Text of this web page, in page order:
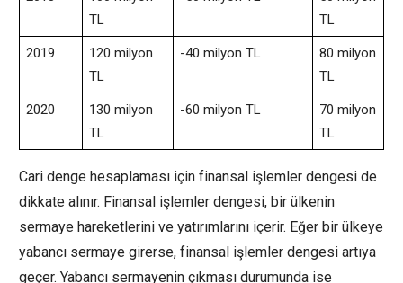
TL
TL
2019
120 milyon
TL
-40 milyon TL
80 milyon
TL
2020
130 milyon
TL
-60 milyon TL
70 milyon
TL
Cari denge hesaplaması için finansal işlemler dengesi de
dikkate alınır. Finansal işlemler dengesi, bir ülkenin
sermaye hareketlerini ve yatırımlarını içerir. Eğer bir ülkeye
yabancı sermaye girerse, finansal işlemler dengesi artıya
geçer. Yabancı sermayenin çıkması durumunda ise